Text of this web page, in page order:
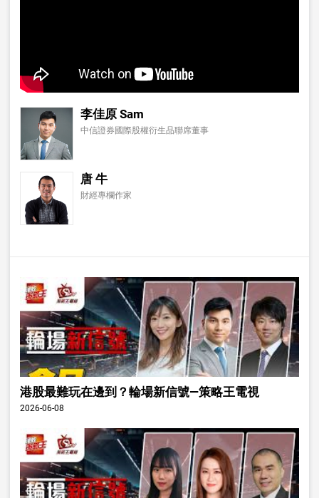
李佳原 Sam
中信證券國際股權衍生品聯席董事
唐 牛
財經專欄作家
港股最難玩在邊到？輪場新信號—策略王電視
2026-06-08